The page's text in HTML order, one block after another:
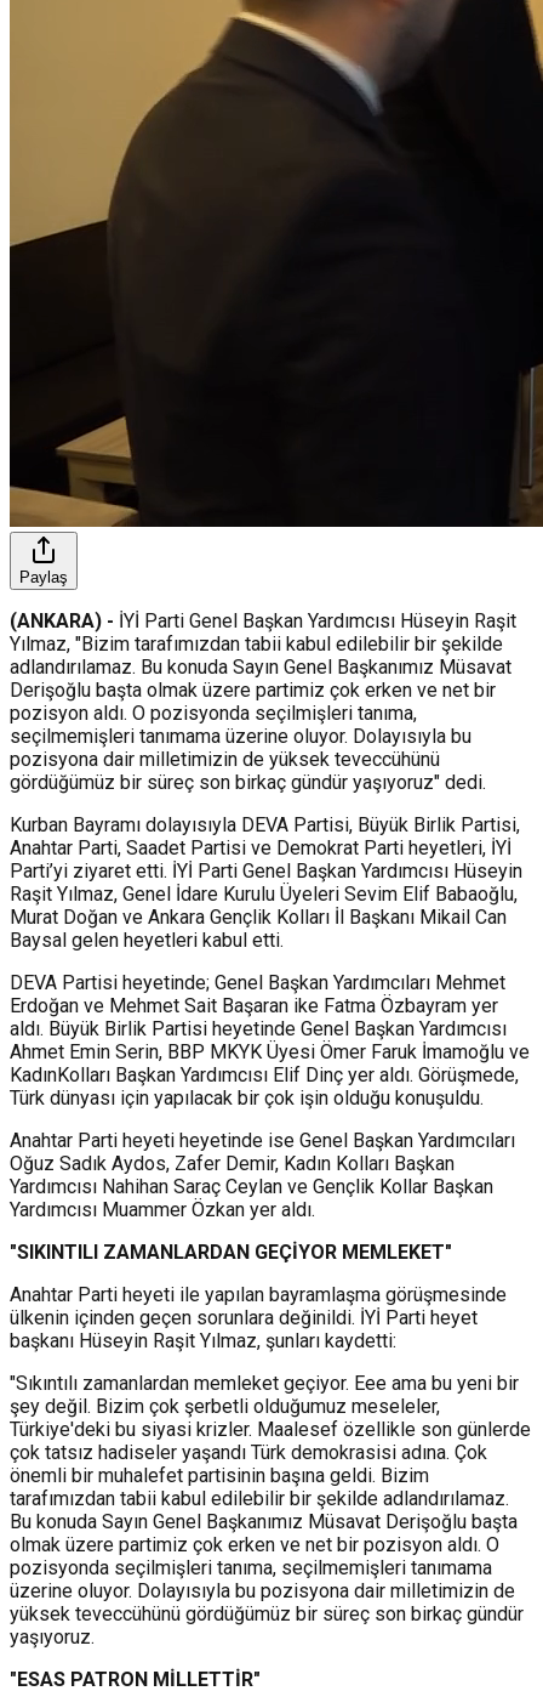
Paylaş
(ANKARA) - İYİ Parti Genel Başkan Yardımcısı Hüseyin Raşit
Yılmaz, "Bizim tarafımızdan tabii kabul edilebilir bir şekilde
adlandırılamaz. Bu konuda Sayın Genel Başkanımız Müsavat
Derişoğlu başta olmak üzere partimiz çok erken ve net bir
pozisyon aldı. O pozisyonda seçilmişleri tanıma,
seçilmemişleri tanımama üzerine oluyor. Dolayısıyla bu
pozisyona dair milletimizin de yüksek teveccühünü
gördüğümüz bir süreç son birkaç gündür yaşıyoruz" dedi.
Kurban Bayramı dolayısıyla DEVA Partisi, Büyük Birlik Partisi,
Anahtar Parti, Saadet Partisi ve Demokrat Parti heyetleri, İYİ
Parti’yi ziyaret etti. İYİ Parti Genel Başkan Yardımcısı Hüseyin
Raşit Yılmaz, Genel İdare Kurulu Üyeleri Sevim Elif Babaoğlu,
Murat Doğan ve Ankara Gençlik Kolları İl Başkanı Mikail Can
Baysal gelen heyetleri kabul etti.
DEVA Partisi heyetinde; Genel Başkan Yardımcıları Mehmet
Erdoğan ve Mehmet Sait Başaran ike Fatma Özbayram yer
aldı. Büyük Birlik Partisi heyetinde Genel Başkan Yardımcısı
Ahmet Emin Serin, BBP MKYK Üyesi Ömer Faruk İmamoğlu ve
KadınKolları Başkan Yardımcısı Elif Dinç yer aldı. Görüşmede,
Türk dünyası için yapılacak bir çok işin olduğu konuşuldu.
Anahtar Parti heyeti heyetinde ise Genel Başkan Yardımcıları
Oğuz Sadık Aydos, Zafer Demir, Kadın Kolları Başkan
Yardımcısı Nahihan Saraç Ceylan ve Gençlik Kollar Başkan
Yardımcısı Muammer Özkan yer aldı.
"SIKINTILI ZAMANLARDAN GEÇİYOR MEMLEKET"
Anahtar Parti heyeti ile yapılan bayramlaşma görüşmesinde
ülkenin içinden geçen sorunlara değinildi. İYİ Parti heyet
başkanı Hüseyin Raşit Yılmaz, şunları kaydetti:
"Sıkıntılı zamanlardan memleket geçiyor. Eee ama bu yeni bir
şey değil. Bizim çok şerbetli olduğumuz meseleler,
Türkiye'deki bu siyasi krizler. Maalesef özellikle son günlerde
çok tatsız hadiseler yaşandı Türk demokrasisi adına. Çok
önemli bir muhalefet partisinin başına geldi. Bizim
tarafımızdan tabii kabul edilebilir bir şekilde adlandırılamaz.
Bu konuda Sayın Genel Başkanımız Müsavat Derişoğlu başta
olmak üzere partimiz çok erken ve net bir pozisyon aldı. O
pozisyonda seçilmişleri tanıma, seçilmemişleri tanımama
üzerine oluyor. Dolayısıyla bu pozisyona dair milletimizin de
yüksek teveccühünü gördüğümüz bir süreç son birkaç gündür
yaşıyoruz.
"ESAS PATRON MİLLETTİR"